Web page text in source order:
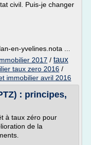
civil. Puis-je changer
en-yvelines.nota ...
2017 / taux
taux zero 2016 /
immobilier avril 2016
: principes,
à taux zéro pour
de la